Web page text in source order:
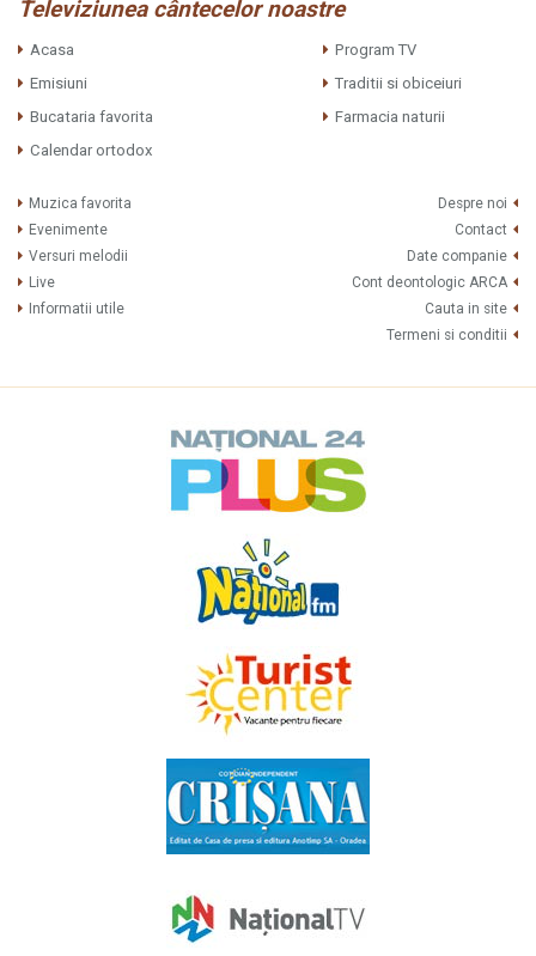
Televiziunea cântecelor noastre
Acasa
Program TV
Emisiuni
Traditii si obiceiuri
Bucataria favorita
Farmacia naturii
Calendar ortodox
Muzica favorita
Evenimente
Versuri melodii
Live
Informatii utile
Despre noi
Contact
Date companie
Cont deontologic ARCA
Cauta in site
Termeni si conditii